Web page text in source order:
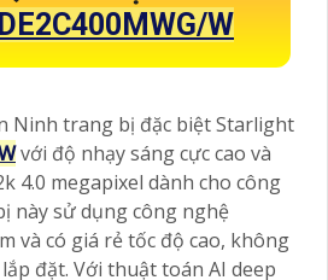
W
Ninh trang bị đặc biệt Starlight
với độ nhạy sáng cực cao và
4.0 megapixel dành cho công
này sử dụng công nghệ
và có giá rẻ tốc độ cao, không
đặt. Với thuật toán AI deep